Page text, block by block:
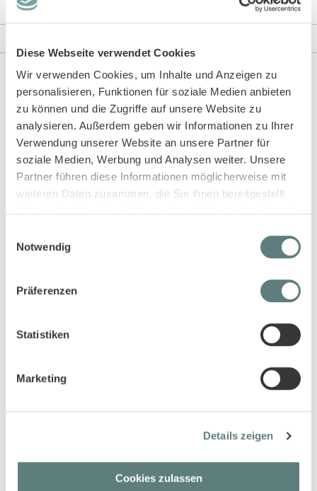
Diese Webseite verwendet Cookies
Wir verwenden Cookies, um Inhalte und Anzeigen zu
personalisieren, Funktionen für soziale Medien anbieten
zu können und die Zugriffe auf unsere Website zu
analysieren. Außerdem geben wir Informationen zu Ihrer
Verwendung unserer Website an unsere Partner für
soziale Medien, Werbung und Analysen weiter. Unsere
Partner führen diese Informationen möglicherweise mit
weiteren Daten zusammen, die Sie ihnen bereitgestellt
Notwendig
Präferenzen
Statistiken
Marketing
Details zeigen
Cookies zulassen
Rezensionen
Diese Artikel könnten dir auch gefallen!
PICASSO
denimblau mélange, Modell
Baby Jacke in blaugrau, Modell
Nickihose für Babys in blaugrau,